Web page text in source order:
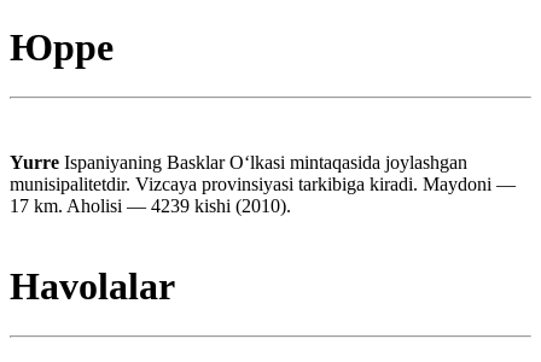
Юрре
Yurre Ispaniyaning Basklar Oʻlkasi mintaqasida joylashgan
munisipalitetdir. Vizcaya provinsiyasi tarkibiga kiradi. Maydoni —
17 km. Aholisi — 4239 kishi (2010).
Havolalar